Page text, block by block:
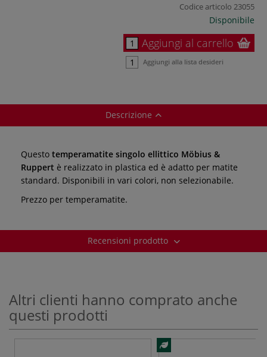
Codice articolo 23055
Disponibile
Aggiungi al carrello
Aggiungi alla lista desideri
Descrizione
Questo temperamatite singolo ellittico Möbius &
Ruppert è realizzato in plastica ed è adatto per matite
standard. Disponibili in vari colori, non selezionabile.
Prezzo per temperamatite.
Recensioni prodotto
Altri clienti hanno comprato anche
questi prodotti